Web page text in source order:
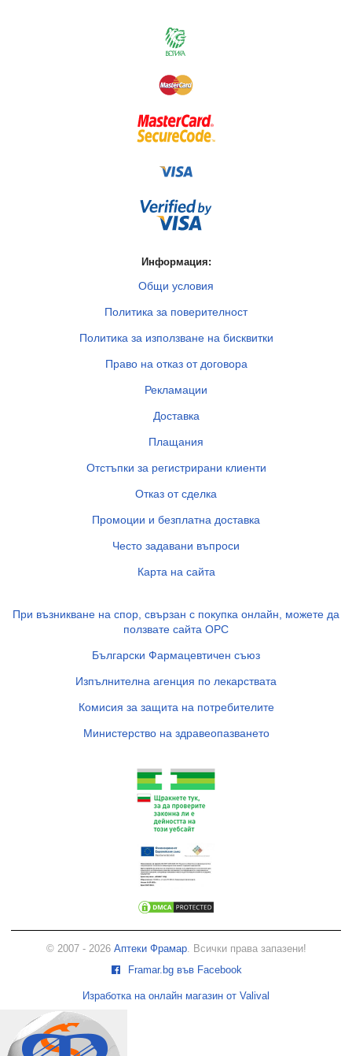
Информация:
Общи условия
Политика за поверителност
Политика за използване на бисквитки
Право на отказ от договора
Рекламации
Доставка
Плащания
Отстъпки за регистрирани клиенти
Отказ от сделка
Промоции и безплатна доставка
Често задавани въпроси
Карта на сайта
При възникване на спор, свързан с покупка онлайн, можете да
ползвате сайта ОРС
Български Фармацевтичен съюз
Изпълнителна агенция по лекарствата
Комисия за защита на потребителите
Министерство на здравеопазването
© 2007 - 2026 Аптеки Фрамар. Всички права запазени!
Framar.bg във Facebook
Изработка на онлайн магазин от Valival